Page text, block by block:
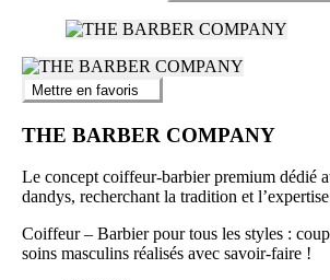
Mettre en favoris
THE BARBER COMPANY
Le concept coiffeur-barbier premium dédié
dandys, recherchant la tradition et
Coiffeur – Barbier pour tous les styles :
soins masculins réalisés avec savoir-faire !